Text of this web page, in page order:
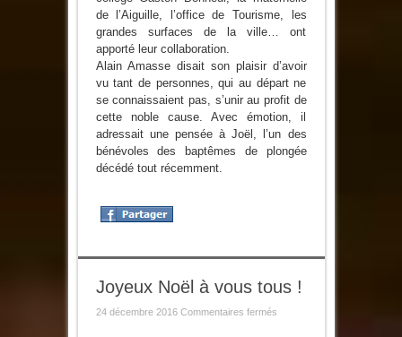
de l’Aiguille, l’office de Tourisme, les
grandes surfaces de la ville… ont
apporté leur collaboration.
Alain Amasse disait son plaisir d’avoir
vu tant de personnes, qui au départ ne
se connaissaient pas, s’unir au profit de
cette noble cause. Avec émotion, il
adressait une pensée à Joël, l’un des
bénévoles des baptêmes de plongée
décédé tout récemment.
Joyeux Noël à vous tous !
24 décembre 2016 Commentaires ferméssur